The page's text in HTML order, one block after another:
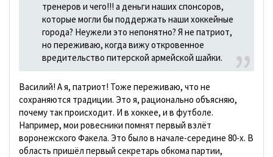
тренеров и чего!!! а деньги наших спонсоров,
которые могли бы поддержать наши хоккейные
города? Неужели это непонятно? Я не патриот,
но переживаю, когда вижу откровенное
вредительство питерской армейской шайки.
Василий! А я, патриот! Тоже переживаю, что не
сохраняются традиции. Это я, рационально объясняю,
почему так происходит. И в хоккее, и в футболе.
Например, мои ровесники помнят первый взлёт
воронежского Факела. Это было в начале-середине 80-х. В
область пришёл первый секретарь обкома партии,